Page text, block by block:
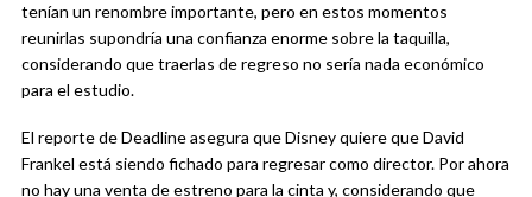
tenían un renombre importante, pero en estos momentos
reunirlas supondría una confianza enorme sobre la taquilla,
considerando que traerlas de regreso no sería nada económico
para el estudio.
El reporte de Deadline asegura que Disney quiere que David
Frankel está siendo fichado para regresar como director. Por ahora
no hay una venta de estreno para la cinta y, considerando que